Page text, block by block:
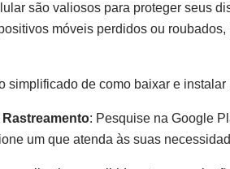
são valiosos para proteger seus
móveis perdidos ou
simplificado de como baixar e
: Pesquise na Google
um que atenda às suas